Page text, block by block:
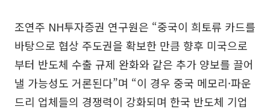
조연주 NH투자증권 연구원은 “중국이 희토류 카드를
바탕으로 협상 주도권을 확보한 만큼 향후 미국으로
부터 반도체 수출 규제 완화와 같은 추가 양보를 끌어
낼 가능성도 거론된다”며 “이 경우 중국 메모리·파운
드리 업체들의 경쟁력이 강화되며 한국 반도체 기업